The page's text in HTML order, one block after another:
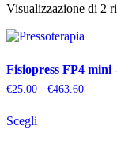
Visualizzazione di 2
Fisiopress FP4 mini
€25.00 - €463.60Fascia
Scegliprodotto